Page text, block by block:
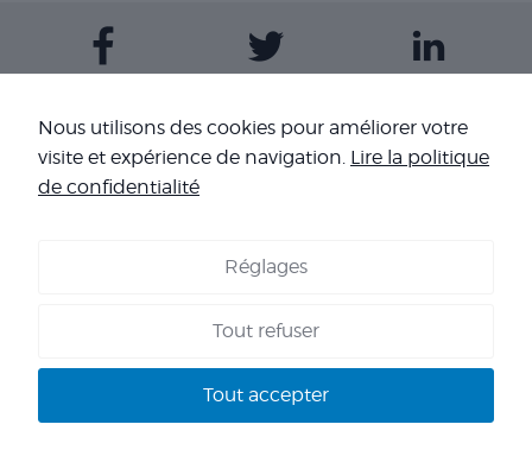
Contactez-nous
Copyright 2026 - Corpo’Events Agence événementielle
SIRET : 484 434 477 00036 - TVA : FR70 484 434 477 - RC :
HISCOX HA RCP0278466 - CNIL : 1245532 - AGENT VOYAGES :
IM 013100060
Nous utilisons des cookies pour améliorer votre
visite et expérience de navigation. Lire la politique
de confidentialité
Réglages
Tout refuser
Tout accepter